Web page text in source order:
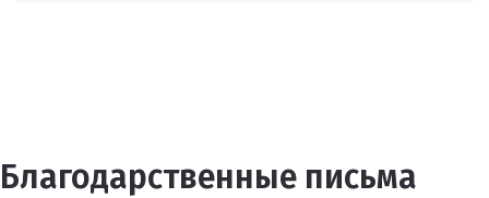
Благодарственные письма